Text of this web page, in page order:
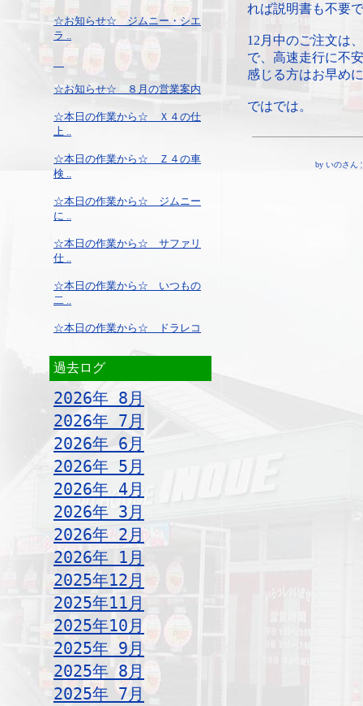
☆お知らせ☆ ジムニー・シエ
ラ ..
☆お知らせ☆ ８月の営業案内
☆本日の作業から☆ Ｘ４の仕
上 ..
☆本日の作業から☆ Ｚ４の車
検 ..
☆本日の作業から☆ ジムニー
に ..
☆本日の作業から☆ サファリ
仕 ..
☆本日の作業から☆ いつもの
二 ..
☆本日の作業から☆ ドラレコ
過去ログ
2026年 8月
2026年 7月
2026年 6月
2026年 5月
2026年 4月
2026年 3月
2026年 2月
2026年 1月
2025年12月
2025年11月
2025年10月
2025年 9月
2025年 8月
2025年 7月
れば説明書も不要
12月中のご注文は
で、高速走行に不
感じる方はお早め
ではでは。
by いのさん